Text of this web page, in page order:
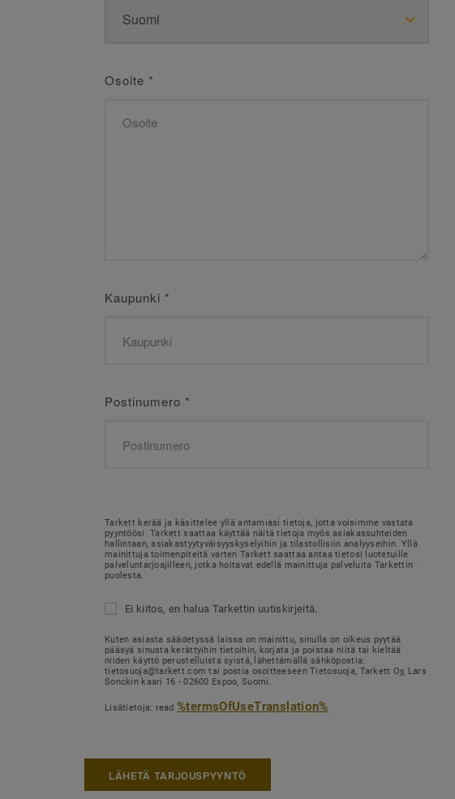
Osoite *
Kaupunki *
Postinumero *
Tarkett kerää ja käsittelee yllä antamiasi tietoja, jotta voisimme vastata
pyyntöösi. Tarkett saattaa käyttää näitä tietoja myös asiakassuhteiden
hallintaan, asiakastyytyväisyyskyselyihin ja tilastollisiin analyyseihin. Yllä
mainittuja toimenpiteitä varten Tarkett saattaa antaa tietosi luotetuille
palveluntarjoajilleen, jotka hoitavat edellä mainittuja palveluita Tarkettin
puolesta.
Ei kiitos, en halua Tarkettin uutiskirjeitä.
Kuten asiasta säädetyssä laissa on mainittu, sinulla on oikeus pyytää
pääsyä sinusta kerättyihin tietoihin, korjata ja poistaa niitä tai kieltää
niiden käyttö perustelluista syistä, lähettämällä sähköpostia:
tietosuoja@tarkett.com tai postia osoitteeseen Tietosuoja, Tarkett Oy, Lars
Sonckin kaari 16 - 02600 Espoo, Suomi.
Lisätietoja: read%termsOfUseTranslation%
LÄHETÄ TARJOUSPYYNTÖ